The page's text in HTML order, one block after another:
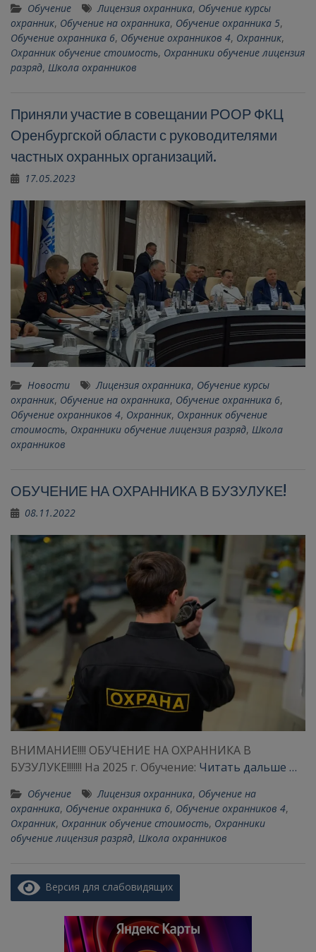
Обучение Лицензия охранника, Обучение курсы
охранник, Обучение на охранника, Обучение охранника 5,
Обучение охранника 6, Обучение охранников 4, Охранник,
Охранник обучение стоимость, Охранники обучение лицензия
разряд, Школа охранников
Приняли участие в совещании РООР ФКЦ
Оренбургской области с руководителями
частных охранных организаций.
17.05.2023
Новости Лицензия охранника, Обучение курсы
охранник, Обучение на охранника, Обучение охранника 6,
Обучение охранников 4, Охранник, Охранник обучение
стоимость, Охранники обучение лицензия разряд, Школа
охранников
ОБУЧЕНИЕ НА ОХРАННИКА В БУЗУЛУКЕ!
08.11.2022
ВНИМАНИЕ!!!! ОБУЧЕНИЕ НА ОХРАННИКА В
БУЗУЛУКЕ!!!!!!! На 2025 г. Обучение: Читать дальше …
Обучение Лицензия охранника, Обучение на
охранника, Обучение охранника 6, Обучение охранников 4,
Охранник, Охранник обучение стоимость, Охранники
обучение лицензия разряд, Школа охранников
Версия для слабовидящих